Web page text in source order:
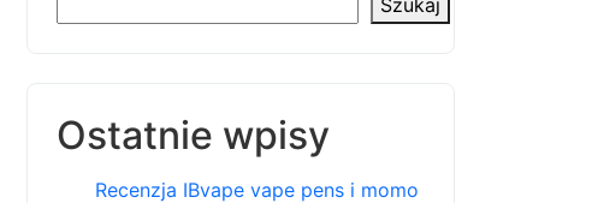
Szukaj
Ostatnie wpisy
Recenzja IBvape vape pens i momo